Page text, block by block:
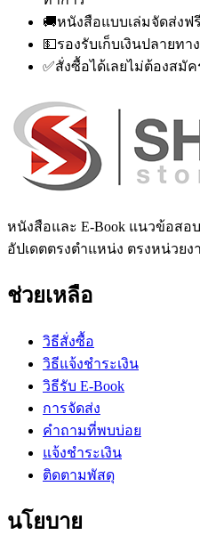
🚚หนังสือแบบเล่มจัดส่งฟ
💵รองรับเก็บเงินปลายทา
✅สั่งซื้อได้เลยไม่ต้องสมั
หนังสือและ E-Book แนวข้อส
อัปเดตตรงตำแหน่ง ตรงหน่วยง
ช่วยเหลือ
วิธีสั่งซื้อ
วิธีแจ้งชำระเงิน
วิธีรับ E-Book
การจัดส่ง
คำถามที่พบบ่อย
แจ้งชำระเงิน
ติดตามพัสดุ
นโยบาย